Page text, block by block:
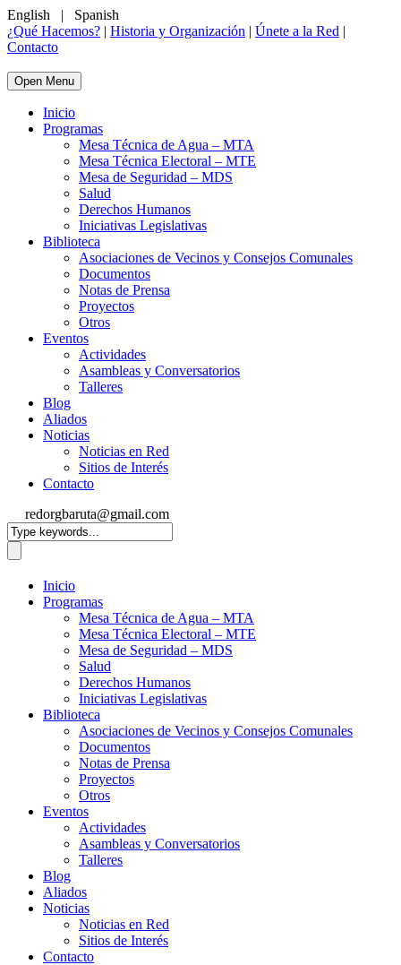
English |
Spanish
¿Qué Hacemos? | Historia y Organización | Únete a la Red |
Contacto
Open Menu
Inicio
Programas
Mesa Técnica de Agua – MTA
Mesa Técnica Electoral – MTE
Mesa de Seguridad – MDS
Salud
Derechos Humanos
Iniciativas Legislativas
Biblioteca
Asociaciones de Vecinos y Consejos Comunales
Documentos
Notas de Prensa
Proyectos
Otros
Eventos
Actividades
Asambleas y Conversatorios
Talleres
Blog
Aliados
Noticias
Noticias en Red
Sitios de Interés
Contacto
redorgbaruta@gmail.com
Inicio
Programas
Mesa Técnica de Agua – MTA
Mesa Técnica Electoral – MTE
Mesa de Seguridad – MDS
Salud
Derechos Humanos
Iniciativas Legislativas
Biblioteca
Asociaciones de Vecinos y Consejos Comunales
Documentos
Notas de Prensa
Proyectos
Otros
Eventos
Actividades
Asambleas y Conversatorios
Talleres
Blog
Aliados
Noticias
Noticias en Red
Sitios de Interés
Contacto